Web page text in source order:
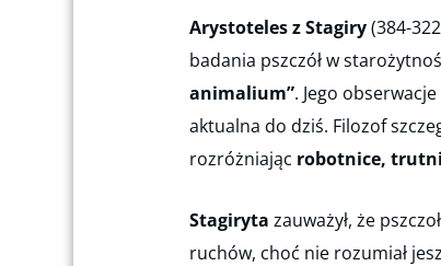
Arystoteles z Stagiry(384-
badania pszczół w
animalium”. Jego
aktualna do dziś. Filozof
rozróżniając robotnice,
Stagiryta zauważył, że
ruchów, choć nie rozumiał